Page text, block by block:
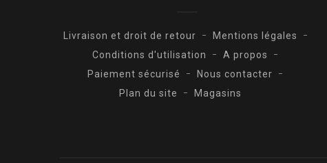
Livraison et droit de retour
Mentions légales
Conditions d'utilisation
A propos
Paiement sécurisé
Nous contacter
Plan du site
Magasins